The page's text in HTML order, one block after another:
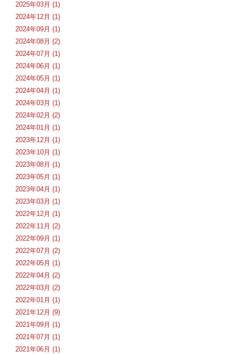
2025年03月 (1)
2024年12月 (1)
2024年09月 (1)
2024年08月 (2)
2024年07月 (1)
2024年06月 (1)
2024年05月 (1)
2024年04月 (1)
2024年03月 (1)
2024年02月 (2)
2024年01月 (1)
2023年12月 (1)
2023年10月 (1)
2023年08月 (1)
2023年05月 (1)
2023年04月 (1)
2023年03月 (1)
2022年12月 (1)
2022年11月 (2)
2022年09月 (1)
2022年07月 (2)
2022年05月 (1)
2022年04月 (2)
2022年03月 (2)
2022年01月 (1)
2021年12月 (9)
2021年09月 (1)
2021年07月 (1)
2021年06月 (1)